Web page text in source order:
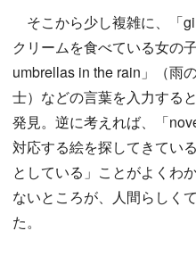
そこから少し複雑に、「
クリームを食べている女の
umbrellas in the rain」（雨
士）などの言葉を入力する
発見。逆に考えれば、「
対応する絵を探してきてい
としている」ことがよくわ
ないところが、人間らしく
た。